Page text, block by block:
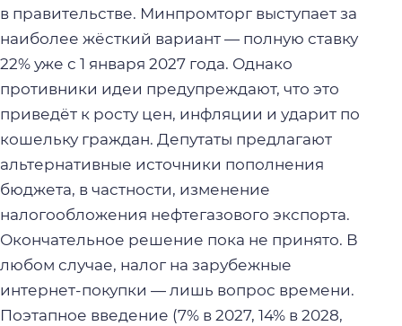
в правительстве. Минпромторг выступает за
наиболее жёсткий вариант — полную ставку
22% уже с 1 января 2027 года. Однако
противники идеи предупреждают, что это
приведёт к росту цен, инфляции и ударит по
кошельку граждан. Депутаты предлагают
альтернативные источники пополнения
бюджета, в частности, изменение
налогообложения нефтегазового экспорта.
Окончательное решение пока не принято. В
любом случае, налог на зарубежные
интернет-покупки — лишь вопрос времени.
Поэтапное введение (7% в 2027, 14% в 2028,